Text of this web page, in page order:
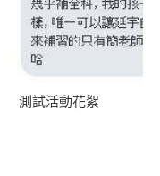
測試活動花絮